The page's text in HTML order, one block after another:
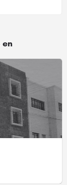
en